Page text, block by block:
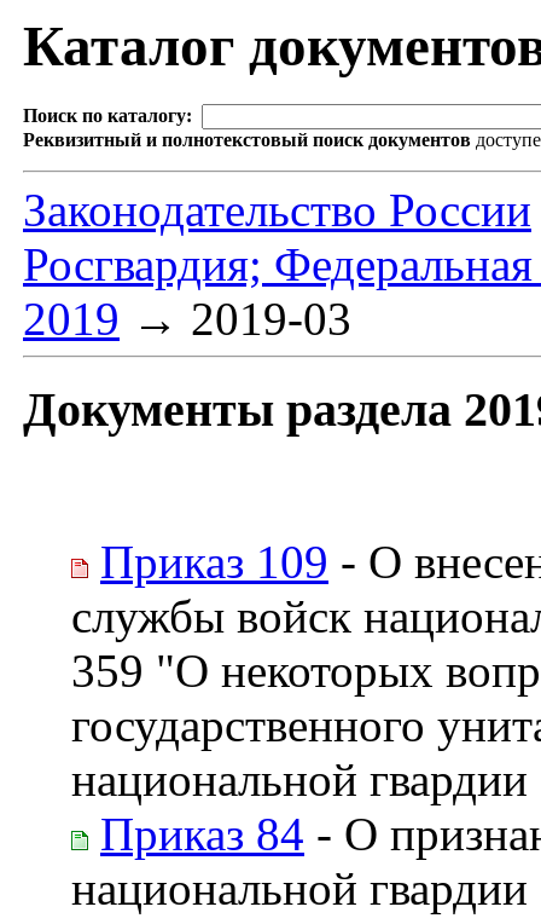
Каталог
Поиск по каталогу:
Реквизитный и полнотекстовый поиск документов
Законодательство России
Росгвардия;
2019 → 2019-03
Документы раздела
Приказ 109 - О
службы войск
359 "О некоторых
государственного
национальной
Приказ 84 - О
национальной